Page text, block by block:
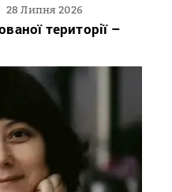
28 Липня 2026
території –